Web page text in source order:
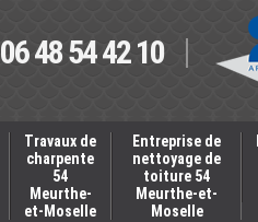
06 48 54 42 10
Travaux de
charpente
54
Meurthe-
et-Moselle
Entreprise de
nettoyage de
toiture 54
Meurthe-et-
Moselle